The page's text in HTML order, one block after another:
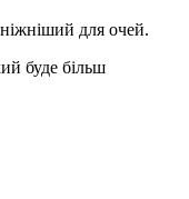
для очей.
буде більш